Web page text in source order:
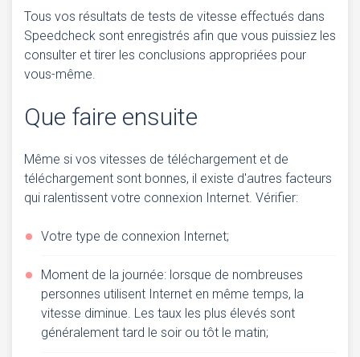
Tous vos résultats de tests de vitesse effectués dans
Speedcheck sont enregistrés afin que vous puissiez les
consulter et tirer les conclusions appropriées pour
vous-même.
Que faire ensuite
Même si vos vitesses de téléchargement et de
téléchargement sont bonnes, il existe d'autres facteurs
qui ralentissent votre connexion Internet. Vérifier:
Votre type de connexion Internet;
Moment de la journée: lorsque de nombreuses
personnes utilisent Internet en même temps, la
vitesse diminue. Les taux les plus élevés sont
généralement tard le soir ou tôt le matin;